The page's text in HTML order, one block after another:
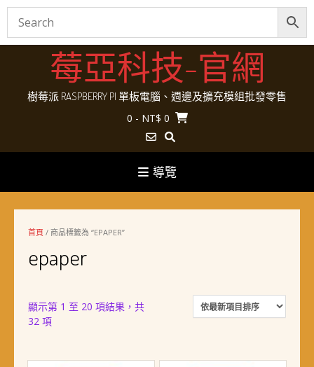
Skip
莓亞科技-官網
樹莓派 RASPBERRY PI 單板電腦、週邊及擴充模組批發零售
0 - NT$ 0
導覽
首頁 / 商品標籤為 “EPAPER”
epaper
顯示第 1 至 20 項結果，共
32 項依